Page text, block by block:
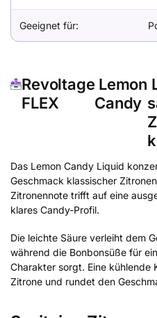
Geeignet für:
Revoltage
FLEX
Lemon
Candy
Das Lemon Candy Liquid
Geschmack klassischer
Zitronennote trifft auf eine
klares Candy-Profil.
Die leichte Säure verleiht dem
während die Bonbonsüße für
Charakter sorgt. Eine kühlende
Zitrone und rundet den